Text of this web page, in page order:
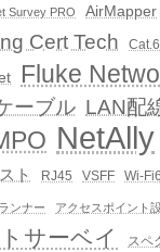
Survey PRO AirMapper
Cert Tech
Fluke
ーブル LAN配
NetAlly
ト RJ45 VSFF Wi-Fi6
ンナー アクセスポイント
サーベイ スペ